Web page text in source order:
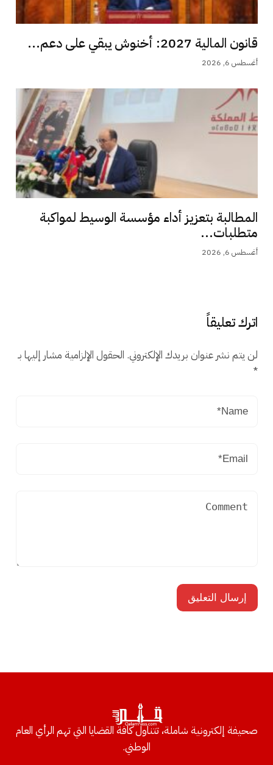
قانون المالية 2027: أخنوش يبقي على دعم...
أغسطس 6, 2026
المطالبة بتعزيز أداء مؤسسة الوسيط لمواكبة
متطلبات...
أغسطس 6, 2026
اترك تعليقاً
لن يتم نشر عنوان بريدك الإلكتروني. الحقول الإلزامية مشار إليها بـ
*
صحيفة إلكترونية شاملة، تتناول كافة القضايا التي تهم الرأي العام
الوطني.